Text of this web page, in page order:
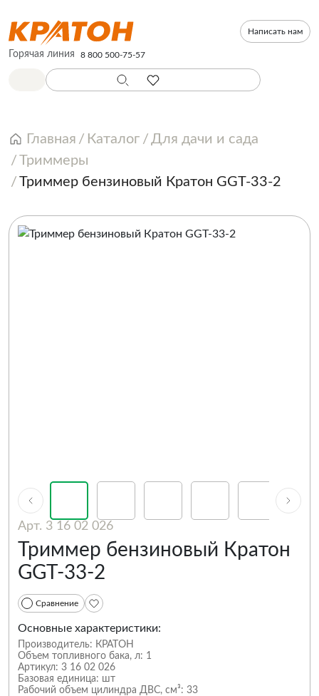
Написать нам
Горячая линия 8 800 500-75-57
Главная Каталог
Для дачи и сада
Триммеры
Триммер бензиновый Кратон GGT-33-2
Арт. 3 16 02 026
Триммер бензиновый Кратон
GGT-33-2
Сравнение
Основные характеристики:
Производитель: КРАТОН
Объем топливного бака, л: 1
Артикул: 3 16 02 026
Базовая единица: шт
Рабочий объем цилиндра ДВС, см³: 33